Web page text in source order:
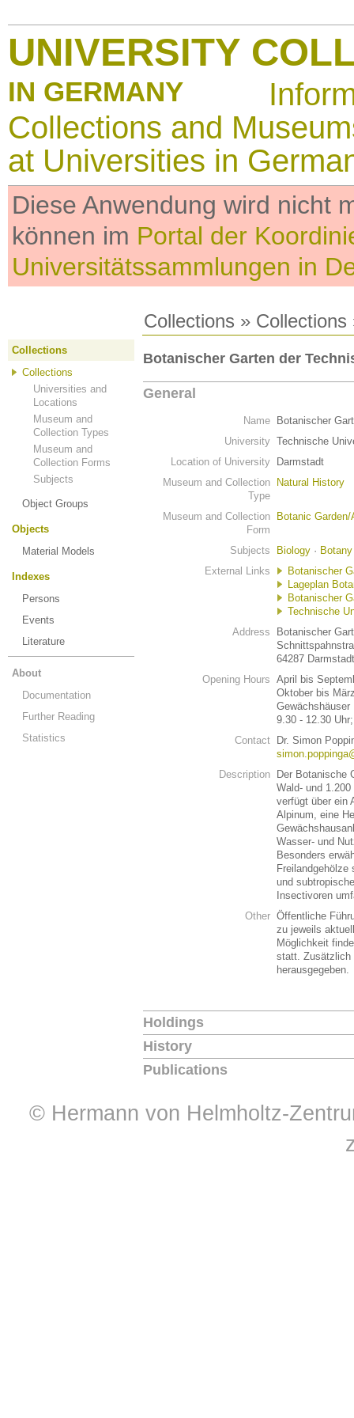
UNIVERSITY
IN GERMANY
Collections and
at Universities in
Diese Anwendung wird nicht
können im Portal der
Universitätssammlungen in
Collections » Collections
Collections
Collections
Universities and
Locations
Museum and
Collection Types
Museum and
Collection Forms
Subjects
Object Groups
Objects
Material Models
Indexes
Persons
Events
Literature
About
Documentation
Further Reading
Statistics
Botanischer Garten der
General
Name
Botanischer
University Technische
Location of University
Darmstadt
Museum and Collection
Type
Natural History
Museum and Collection
Form
Botanic Garden/
Subjects Biology · Botany
External Links
Botanischer
Lageplan
Botanischer
Technische
Address
Botanischer
64287 Darmstadt
Opening Hours April bis
Oktober bis
Gewächshäuser
9.30 - 12.30
Contact
Dr. Simon
Description
Der Botanische
Wald- und
verfügt über ein
Alpinum, eine
Wasser- und
Besonders
und
Insectivoren
Other Öffentliche
zu jeweils
Möglichkeit
statt. Zusätzlich
herausgegeben.
Holdings
History
Publications
© Hermann von Helmholtz-